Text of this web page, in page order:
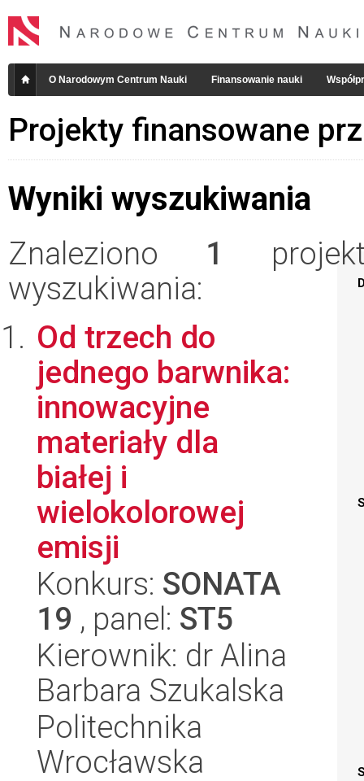
O Narodowym Centrum Nauki Finansowanie nauki
Projekty finansowane
Wyniki wyszukiwania
Znaleziono 1
wyszukiwania:
Od trzech do
jednego barwnika:
innowacyjne
materiały dla
białej i
wielokolorowej
emisji
Konkurs: SONATA
19 , panel: ST5
Kierownik: dr Alina
Barbara Szukalska
Politechnika
Wrocławska